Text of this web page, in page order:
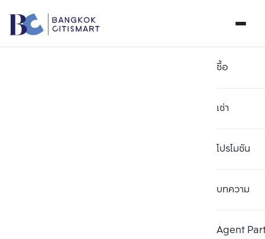
ซื้อ
เช่า
โปรโมชัน
บทความ
Agent